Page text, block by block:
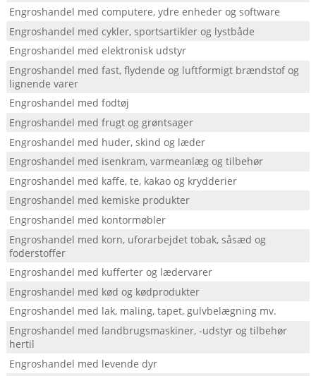
Engroshandel med computere, ydre enheder og software
Engroshandel med cykler, sportsartikler og lystbåde
Engroshandel med elektronisk udstyr
Engroshandel med fast, flydende og luftformigt brændstof og
lignende varer
Engroshandel med fodtøj
Engroshandel med frugt og grøntsager
Engroshandel med huder, skind og læder
Engroshandel med isenkram, varmeanlæg og tilbehør
Engroshandel med kaffe, te, kakao og krydderier
Engroshandel med kemiske produkter
Engroshandel med kontormøbler
Engroshandel med korn, uforarbejdet tobak, såsæd og
foderstoffer
Engroshandel med kufferter og lædervarer
Engroshandel med kød og kødprodukter
Engroshandel med lak, maling, tapet, gulvbelægning mv.
Engroshandel med landbrugsmaskiner, -udstyr og tilbehør
hertil
Engroshandel med levende dyr